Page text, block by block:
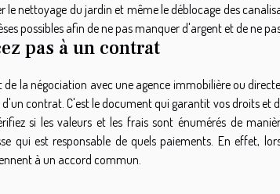
le nettoyage du jardin et même le déblocage des
possibles afin de ne pas manquer d'argent et de ne
pas à un contrat
la négociation avec une agence immobilière ou
d'un contrat. C'est le document qui garantit vos droits
si les valeurs et les frais sont énumérés de
qui est responsable de quels paiements. En effet,
à un accord commun.